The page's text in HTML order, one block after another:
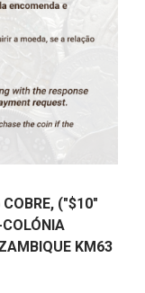
("$10"
KM63